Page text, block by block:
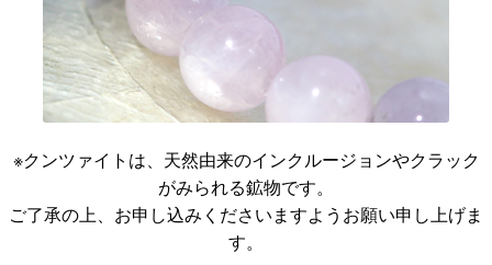
※クンツァイトは、天然由来のインクルージョンやクラック
がみられる鉱物です。
ご了承の上、お申し込みくださいますようお願い申し上げま
す。